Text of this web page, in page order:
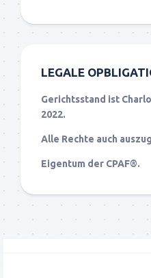
LEGALE
Gerichtsstand ist
2022.
Alle Rechte auch
Eigentum der CPAF®.